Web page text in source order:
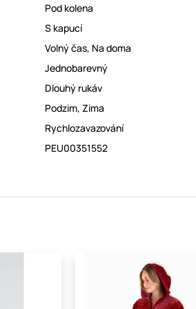
Pod kolena
S kapucí
Volný čas, Na doma
Jednobarevný
Dlouhý rukáv
Podzim, Zima
Rychlozavazování
PEU00351552